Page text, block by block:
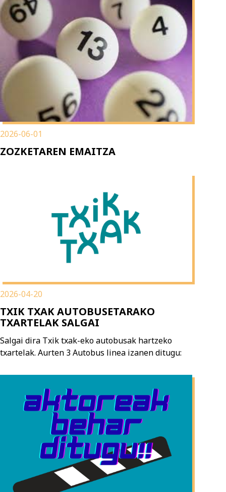
2026-06-01
ZOZKETAREN EMAITZA
2026-04-20
TXIK TXAK AUTOBUSETARAKO
TXARTELAK SALGAI
Salgai dira Txik txak-eko autobusak hartzeko
txartelak. Aurten 3 Autobus linea izanen ditugu: